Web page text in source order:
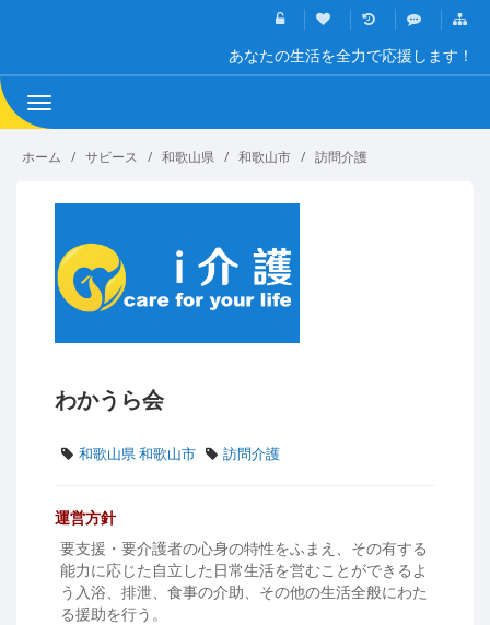
あなたの生活を全力で応援します！
Toggle
navigation
ホーム サビース 和歌山県 和歌山市 訪問介護
わかうら会
和歌山県 和歌山市 訪問介護
運営方針
要支援・要介護者の心身の特性をふまえ、その有する
能力に応じた自立した日常生活を営むことができるよ
う入浴、排泄、食事の介助、その他の生活全般にわた
る援助を行う。